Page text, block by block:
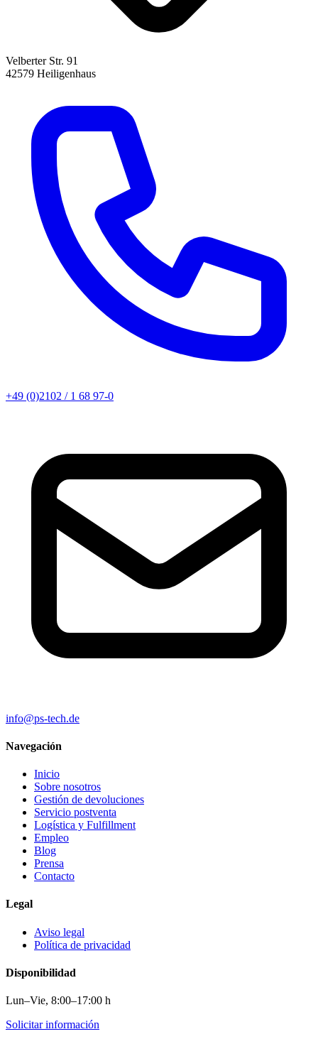
Velberter Str. 91
42579 Heiligenhaus
+49 (0)2102 / 1 68 97-0
info@ps-tech.de
Navegación
Inicio
Sobre nosotros
Gestión de devoluciones
Servicio postventa
Logística y Fulfillment
Empleo
Blog
Prensa
Contacto
Legal
Aviso legal
Política de privacidad
Disponibilidad
Lun–Vie, 8:00–17:00 h
Solicitar información